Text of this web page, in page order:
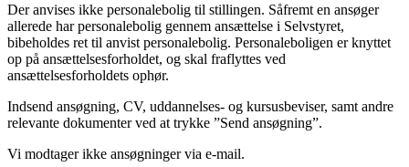
Der anvises ikke personalebolig til stillingen. Såfremt en ansøger
allerede har personalebolig gennem ansættelse i Selvstyret,
bibeholdes ret til anvist personalebolig. Personaleboligen er knyttet
op på ansættelsesforholdet, og skal fraflyttes ved
ansættelsesforholdets ophør.
Indsend ansøgning, CV, uddannelses- og kursusbeviser, samt andre
relevante dokumenter ved at trykke ”Send ansøgning”.
Vi modtager ikke ansøgninger via e-mail.